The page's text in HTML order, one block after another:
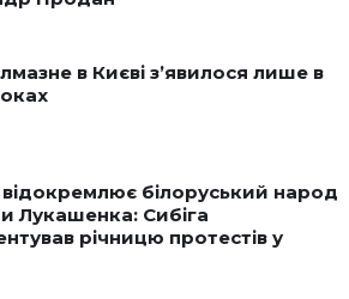
в Києві з’явилося лише в
відокремлює білоруський народ
Лукашенка: Сибіга
річницю протестів у